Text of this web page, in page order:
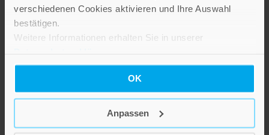
verschiedenen Cookies aktivieren und Ihre Auswahl
bestätigen.
Weitere Informationen erhalten Sie in unserer
OK
Anpassen
Dem Himmel
entgegenwachsen